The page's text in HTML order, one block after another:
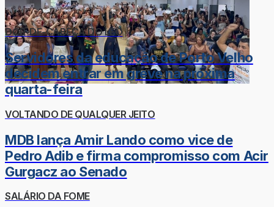
DOR-DE-CABEÇA DO LÉO
Servidores da educação de Porto Velho
decidem entrar em greve na próxima
quarta-feira
VOLTANDO DE QUALQUER JEITO
MDB lança Amir Lando como vice de
Pedro Adib e firma compromisso com Acir
Gurgacz ao Senado
SALÁRIO DA FOME